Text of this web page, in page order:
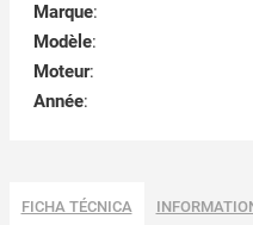
Marque:
Modèle:
Moteur:
Année:
FICHA TÉCNICA